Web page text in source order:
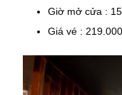
Giờ mở cửa :
Giá vé :